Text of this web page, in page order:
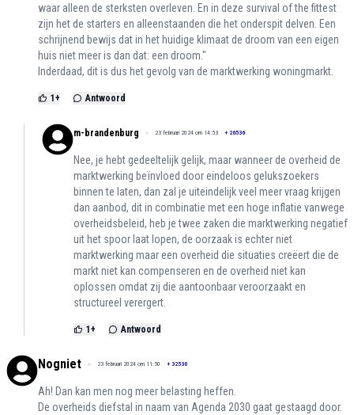
waar alleen de sterksten overleven. En in deze survival of the fittest
zijn het de starters en alleenstaanden die het onderspit delven. Een
schrijnend bewijs dat in het huidige klimaat de droom van een eigen
huis niet meer is dan dat: een droom."
Inderdaad, dit is dus het gevolg van de marktwerking woningmarkt.
1 + Antwoord
m-brandenburg 23 februari 2024 om 14:53 + 26536
Nee, je hebt gedeeltelijk gelijk, maar wanneer de overheid de
marktwerking beïnvloed door eindeloos gelukszoekers
binnen te laten, dan zal je uiteindelijk veel meer vraag krijgen
dan aanbod, dit in combinatie met een hoge inflatie vanwege
overheidsbeleid, heb je twee zaken die marktwerking negatief
uit het spoor laat lopen, de oorzaak is echter niet
marktwerking maar een overheid die situaties creëert die de
markt niet kan compenseren en de overheid niet kan
oplossen omdat zij die aantoonbaar veroorzaakt en
structureel verergert.
1 + Antwoord
Nogniet 23 februari 2024 om 11:50 + 32530
Ah! Dan kan men nog meer belasting heffen.
De overheids diefstal in naam van Agenda 2030 gaat gestaagd door.